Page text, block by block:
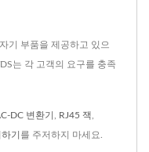
기 부품을 제공하고 있으
는 각 고객의 요구를 충족
DC 변환기 RJ45 잭
기 를 주저하지 마세요.